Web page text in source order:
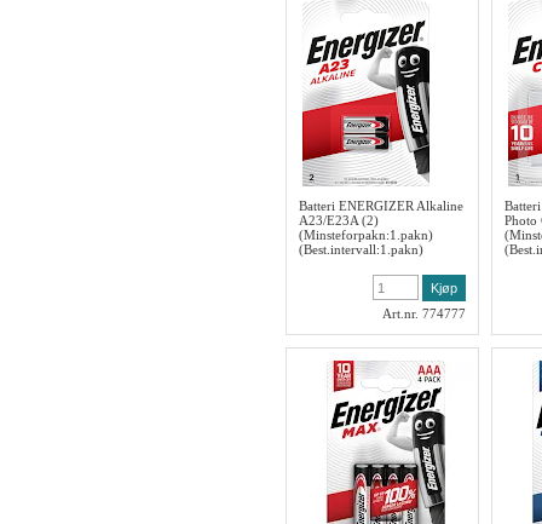
Batteri ENERGIZER Alkaline
A23/E23A (2)
(Minsteforpakn:1.pakn)
(Best.intervall:1.pakn)
Art.nr. 774777
Photo